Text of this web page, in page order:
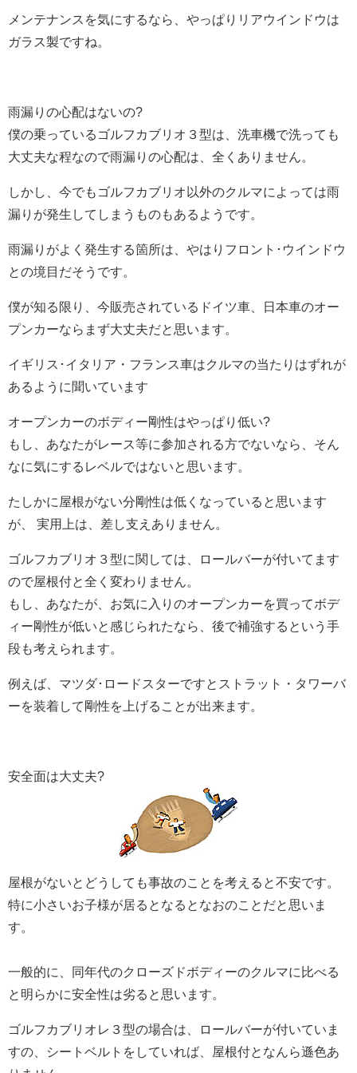
メンテナンスを気にするなら、やっぱりリアウインドウは
ガラス製ですね。
雨漏りの心配はないの?
僕の乗っているゴルフカブリオ３型は、洗車機で洗っても
大丈夫な程なので雨漏りの心配は、全くありません。
しかし、今でもゴルフカブリオ以外のクルマによっては雨
漏りが発生してしまうものもあるようです。
雨漏りがよく発生する箇所は、やはりフロント･ウインドウ
との境目だそうです。
僕が知る限り、今販売されているドイツ車、日本車のオー
プンカーならまず大丈夫だと思います。
イギリス･イタリア・フランス車はクルマの当たりはずれが
あるように聞いています
オープンカーのボディー剛性はやっぱり低い?
もし、あなたがレース等に参加される方でないなら、そん
なに気にするレベルではないと思います。
たしかに屋根がない分剛性は低くなっていると思います
が、 実用上は、差し支えありません。
ゴルフカブリオ３型に関しては、ロールバーが付いてます
ので屋根付と全く変わりません。
もし、あなたが、お気に入りのオープンカーを買ってボデ
ィー剛性が低いと感じられたなら、後で補強するという手
段も考えられます。
例えば、マツダ･ロードスターですとストラット・タワーバ
ーを装着して剛性を上げることが出来ます。
安全面は大丈夫?
屋根がないとどうしても事故のことを考えると不安です。
特に小さいお子様が居るとなるとなおのことだと思いま
す。
一般的に、同年代のクローズドボディーのクルマに比べる
と明らかに安全性は劣ると思います。
ゴルフカブリオレ３型の場合は、ロールバーが付いていま
すの、シートベルトをしていれば、屋根付となんら遜色あ